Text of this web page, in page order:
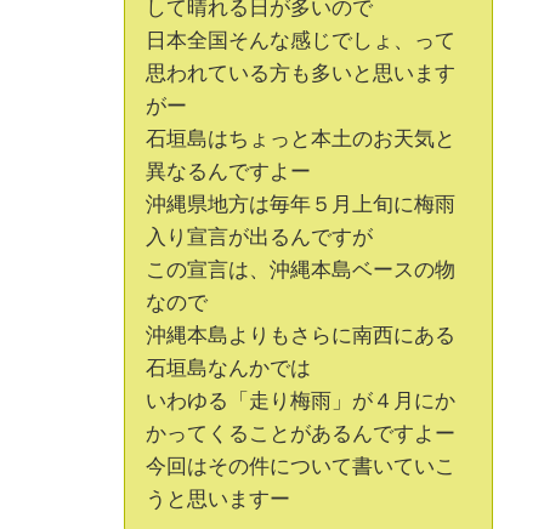
して晴れる日が多いので
日本全国そんな感じでしょ、って
思われている方も多いと思います
がー
石垣島はちょっと本土のお天気と
異なるんですよー
沖縄県地方は毎年５月上旬に梅雨
入り宣言が出るんですが
この宣言は、沖縄本島ベースの物
なので
沖縄本島よりもさらに南西にある
石垣島なんかでは
いわゆる「走り梅雨」が４月にか
かってくることがあるんですよー
今回はその件について書いていこ
うと思いますー